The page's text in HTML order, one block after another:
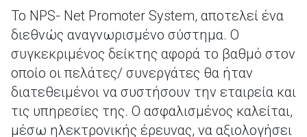
Το NPS- Net Promoter System, αποτελεί ένα
διεθνώς αναγνωρισμένο σύστημα. Ο
συγκεκριμένος δείκτης αφορά το βαθμό στον
οποίο οι πελάτες/ συνεργάτες θα ήταν
διατεθειμένοι να συστήσουν την εταιρεία και
τις υπηρεσίες της. Ο ασφαλισμένος καλείται,
μέσω ηλεκτρονικής έρευνας, να αξιολογήσει